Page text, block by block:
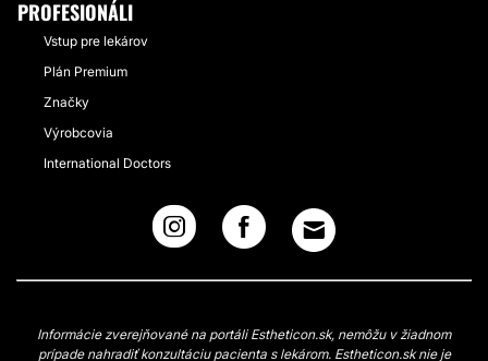
PROFESIONÁLI
Vstup pre lekárov
Plán Premium
Značky
Výrobcovia
International Doctors
Informácie zverejňované na portáli Estheticon.sk, nemôžu v žiadnom
prípade nahradiť konzultáciu pacienta s lekárom. Estheticon.sk nie je